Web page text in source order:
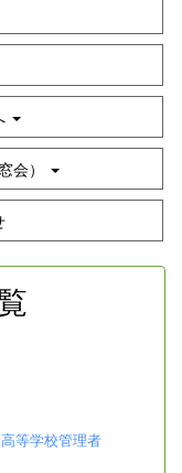
会）
等学校管理者